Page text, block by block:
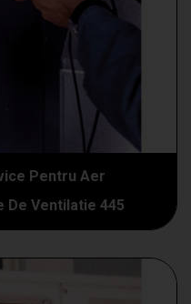
Pentru Aer
Ventilatie 445